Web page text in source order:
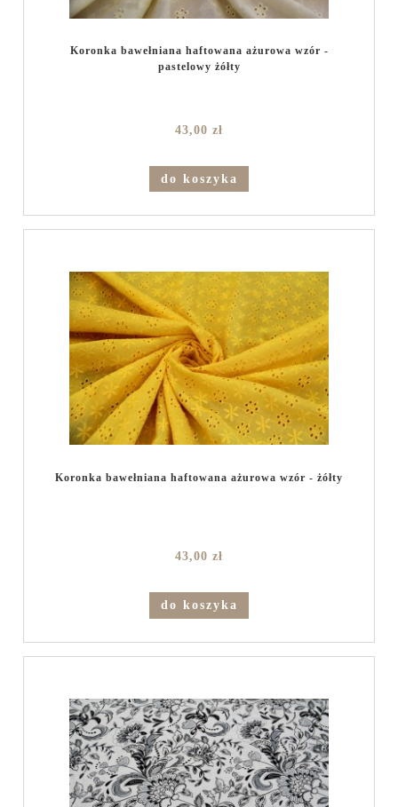
Koronka bawełniana haftowana ażurowa wzór -
pastelowy żółty
43,00 zł
do koszyka
Koronka bawełniana haftowana ażurowa wzór - żółty
43,00 zł
do koszyka